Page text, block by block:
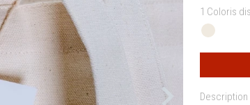
1 Coloris
Description